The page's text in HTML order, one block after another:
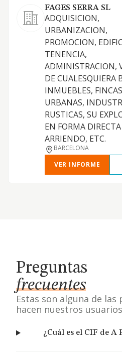
FAGES SERRA SL
ADQUISICION,
URBANIZACION,
PROMOCION,
TENENCIA,
ADMINISTRACION,
DE CUALESQUIERA
INMUEBLES, FINCAS
URBANAS,
RUSTICAS, SU
EN FORMA
ARRIENDO, ETC.
BARCELONA
VER INFORME
Preguntas
frecuentes
Estas son alguna de las
hacen nuestros usuarios
¿Cuál es el CIF de A